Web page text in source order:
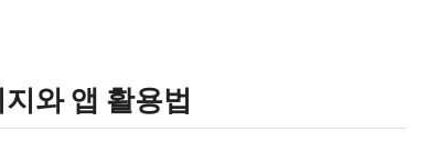
와 앱 활용법